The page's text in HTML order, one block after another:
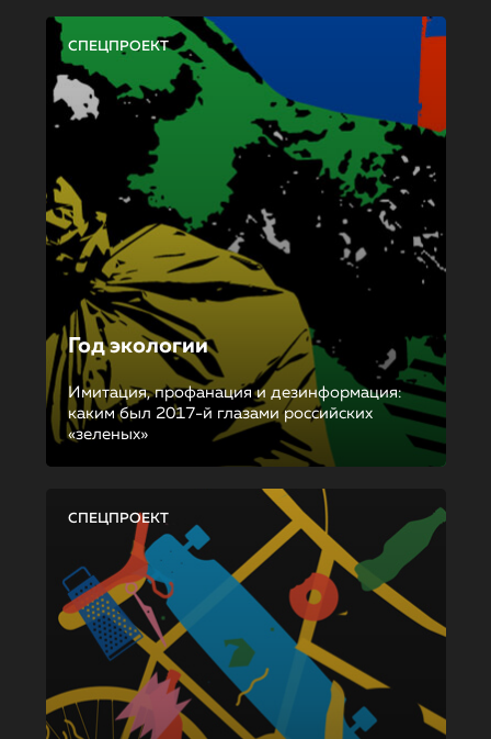
СПЕЦПРОЕКТ
Год экологии
Имитация, профанация и дезинформация:
каким был 2017-й глазами российских
«зеленых»
СПЕЦПРОЕКТ